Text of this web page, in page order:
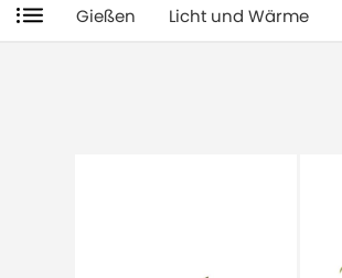
Gießen Licht und Wärme